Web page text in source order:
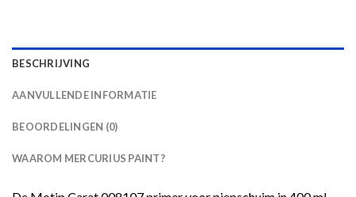
BESCHRIJVING
AANVULLENDE INFORMATIE
BEOORDELINGEN (0)
WAAROM MERCURIUS PAINT?